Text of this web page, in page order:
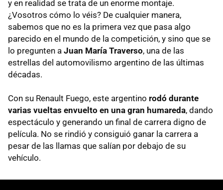
y en realidad se trata de un enorme montaje.
¿Vosotros cómo lo véis? De cualquier manera,
sabemos que no es la primera vez que pasa algo
parecido en el mundo de la competición, y sino que se
lo pregunten a Juan María Traverso, una de las
estrellas del automovilismo argentino de las últimas
décadas.
Con su Renault Fuego, este argentino rodó durante
varias vueltas envuelto en una gran humareda, dando
espectáculo y generando un final de carrera digno de
película. No se rindió y consiguió ganar la carrera a
pesar de las llamas que salían por debajo de su
vehículo.